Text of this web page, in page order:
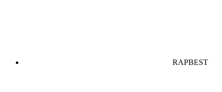
RAPBEST